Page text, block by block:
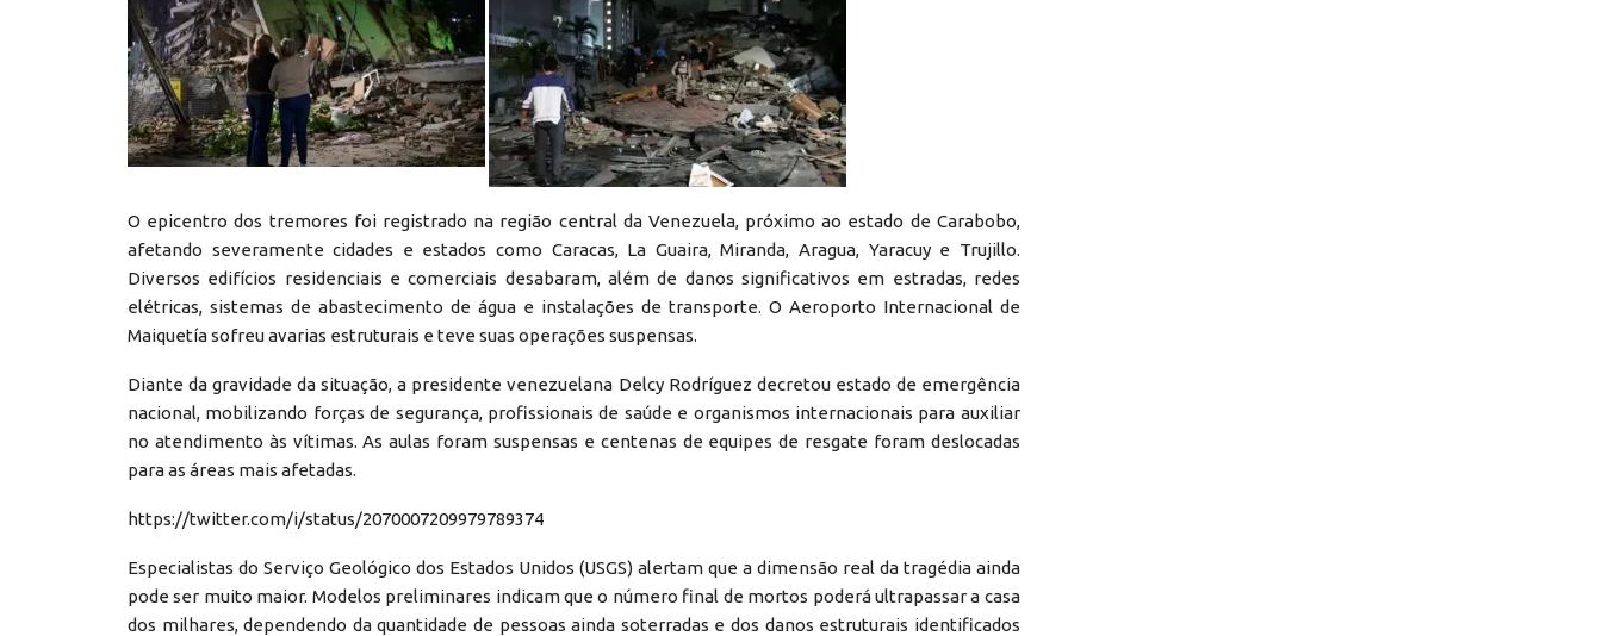
O epicentro dos tremores foi registrado na região central da Venezuela, próximo ao estado de Carabobo,
afetando severamente cidades e estados como Caracas, La Guaira, Miranda, Aragua, Yaracuy e Trujillo.
Diversos edifícios residenciais e comerciais desabaram, além de danos significativos em estradas, redes
elétricas, sistemas de abastecimento de água e instalações de transporte. O Aeroporto Internacional de
Maiquetía sofreu avarias estruturais e teve suas operações suspensas.
Diante da gravidade da situação, a presidente venezuelana Delcy Rodríguez decretou estado de emergência
nacional, mobilizando forças de segurança, profissionais de saúde e organismos internacionais para auxiliar
no atendimento às vítimas. As aulas foram suspensas e centenas de equipes de resgate foram deslocadas
para as áreas mais afetadas.
https://twitter.com/i/status/2070007209979789374
Especialistas do Serviço Geológico dos Estados Unidos (USGS) alertam que a dimensão real da tragédia ainda
pode ser muito maior. Modelos preliminares indicam que o número final de mortos poderá ultrapassar a casa
dos milhares, dependendo da quantidade de pessoas ainda soterradas e dos danos estruturais identificados